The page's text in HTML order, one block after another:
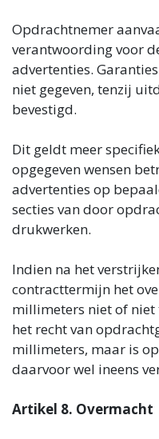
Opdrachtnemer
verantwoording voor
advertenties.
niet gegeven, tenzij
bevestigd.
Dit geldt meer
opgegeven wensen
advertenties op
secties van door
drukwerken.
Indien na het
contracttermijn het
millimeters niet of niet
het recht van
millimeters, maar is
daarvoor wel ineens
Artikel 8. Overmacht